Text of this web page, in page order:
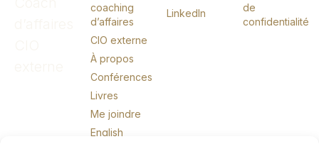
coaching
d’affaires
CIO externe
À propos
Conférences
Livres
Me joindre
English
LinkedIn
de
confidentialité